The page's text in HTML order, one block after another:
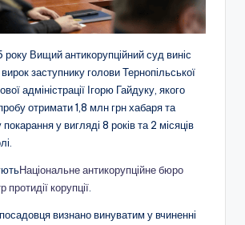
Вищий антикорупційний суд виніс
заступнику голови Тернопільської
адміністрації Ігорю Гайдуку, якого
отримати 1,8 млн грн хабаря та
у вигляді 8 років та 2 місяців
Національне антикорупційне бюро
протидії корупції
визнано винуватим у вчиненні